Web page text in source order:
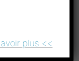
plus <<